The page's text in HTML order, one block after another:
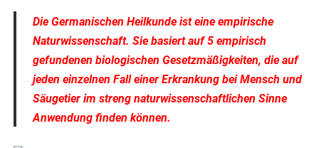
Die Germanischen Heilkundeist eine empirische
Naturwissenschaft. Sie basiert auf 5 empirisch
gefundenen biologischen Gesetzmäßigkeiten, die auf
jeden einzelnen Fall einer Erkrankung bei Mensch und
Säugetier im streng naturwissenschaftlichen Sinne
Anwendung finden können.